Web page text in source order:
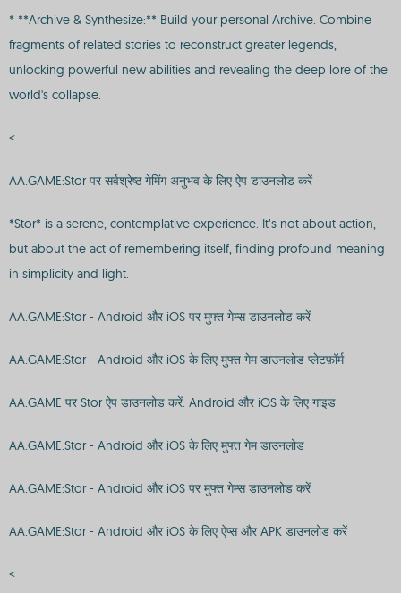
* **Archive & Synthesize:** Build your personal Archive. Combine
fragments of related stories to reconstruct greater legends,
unlocking powerful new abilities and revealing the deep lore of the
world's collapse.
<
AA.GAME:Stor पर सर्वश्रेष्ठ गेमिंग अनुभव के लिए ऐप डाउनलोड करें
*Stor* is a serene, contemplative experience. It’s not about action,
but about the act of remembering itself, finding profound meaning
in simplicity and light.
AA.GAME:Stor - Android और iOS पर मुफ्त गेम्स डाउनलोड करें
AA.GAME:Stor - Android और iOS के लिए मुफ्त गेम डाउनलोड प्लेटफ़ॉर्म
AA.GAME पर Stor ऐप डाउनलोड करें: Android और iOS के लिए गाइड
AA.GAME:Stor - Android और iOS के लिए मुफ्त गेम डाउनलोड
AA.GAME:Stor - Android और iOS पर मुफ्त गेम्स डाउनलोड करें
AA.GAME:Stor - Android और iOS के लिए ऐप्स और APK डाउनलोड करें
<